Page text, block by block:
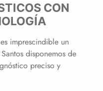
CON
imprescindible un
disponemos de
preciso y